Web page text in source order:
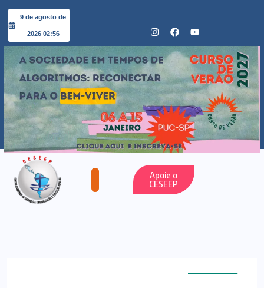
9 de agosto de
2026 02:56
Apoie o
CESEEP